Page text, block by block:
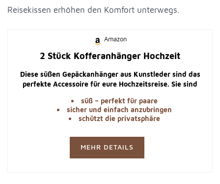
Reisekissen erhöhen den Komfort unterwegs.
Amazon
2 Stück Kofferanhänger Hochzeit
Diese süßen Gepäckanhänger aus Kunstleder sind das
perfekte Accessoire für eure Hochzeitsreise. Sie sind
Flitterwochengeschenk.
süß – perfekt für paare
sicher und einfach anzubringen
schützt die privatsphäre
MEHR DETAILS